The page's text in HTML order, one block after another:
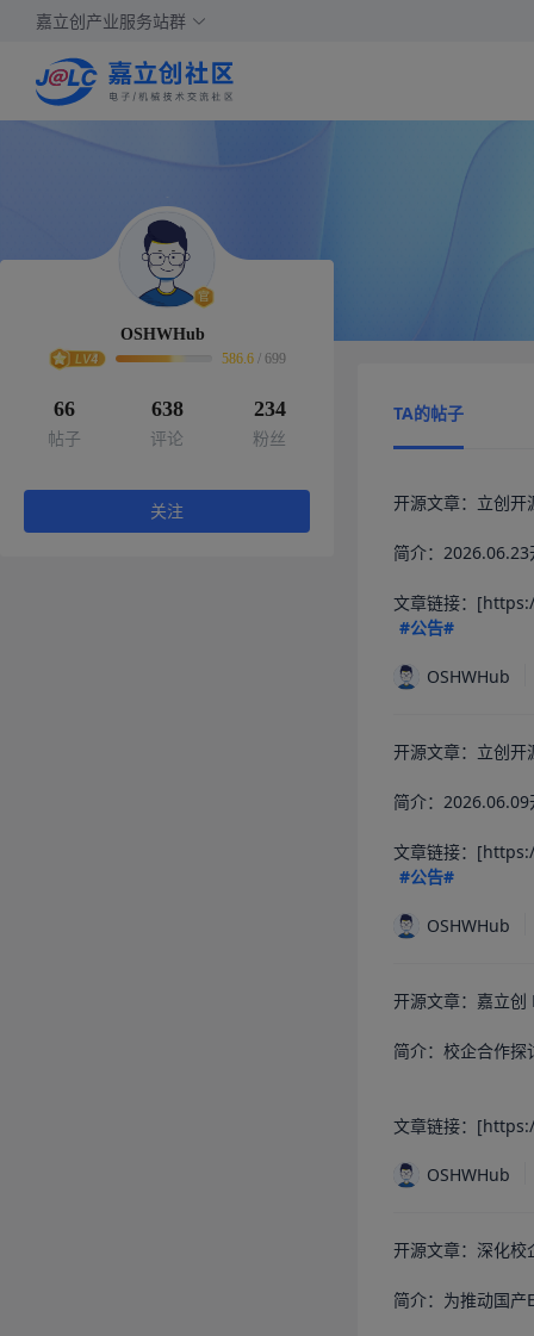
嘉立创产业服务站群
OSHWHub
586.6 / 699
66
帖子
638
评论
234
粉丝
关注
TA的帖子
开源文章：立创
简介：
#公告#
OSHWHub
开源文章：立创
简介：
#公告#
OSHWHub
开源文章：嘉立创
简介：校企合作
文章链接：
OSHWHub
开源文章：深化
简介：为推动国产